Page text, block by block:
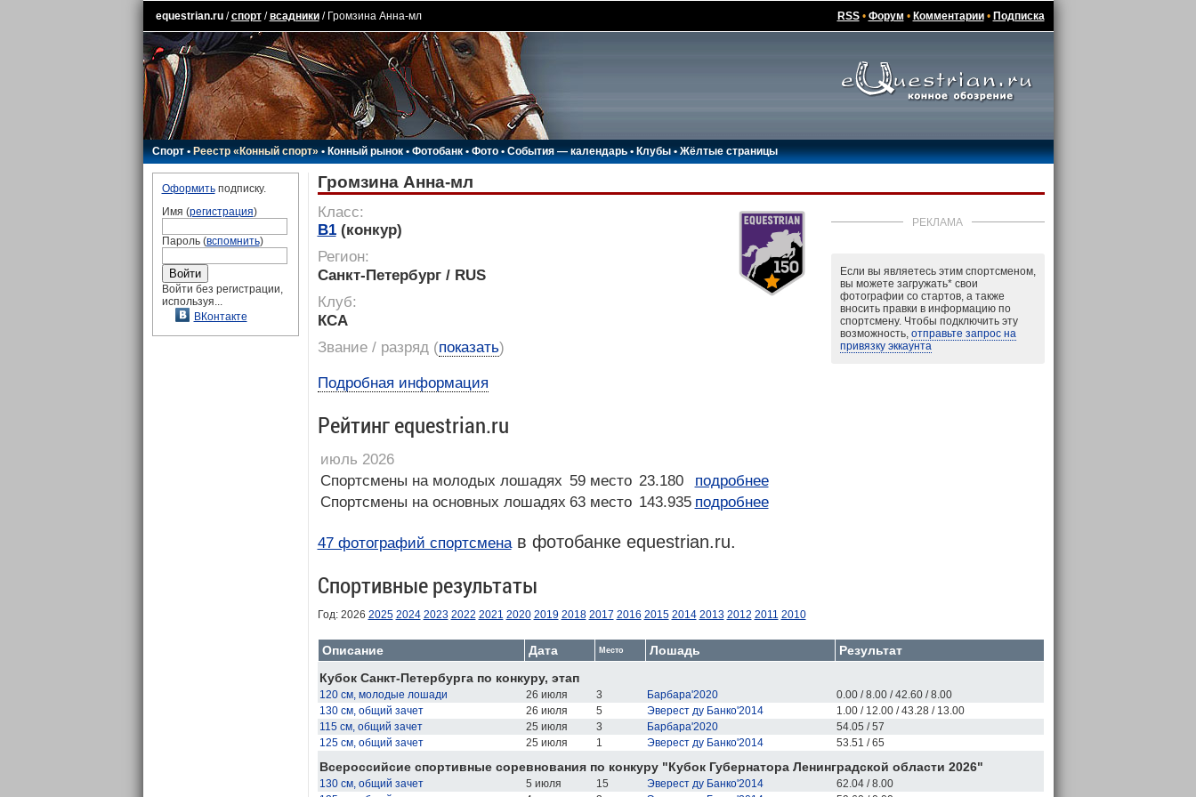
equestrian.ru/спорт/всадники/ Громзина Анна-мл RSS• Форум • Комментарии• Подписка
Спорт•Реестр «Конный спорт»•Конный рынок•Фотобанк •Фото•События — календарь•Клубы •Жёлтые страницы
Оформитьподписку.
Имя (регистрация)
Пароль (вспомнить)
Войти без регистрации,
используя...
ВКонтакте
Громзина Анна-мл
РЕКЛАМА
Если вы являетесь этим спортсменом,
вы можете загружать*свои
фотографии со стартов, а также
вносить правки в информацию по
спортсмену. Чтобы подключить эту
возможность, отправьте запрос на
привязку эккаунта
Класс:
B1(конкур)
Регион:
Санкт-Петербург / RUS
Клуб:
КСА
Звание / разряд(показать)
Подробная информация
Рейтинг equestrian.ru
июль 2026
Спортсмены на молодых лошадях 59 место 23.180
подробнее
Спортсмены на основных лошадях 63 место 143.935 подробнее
47 фотографий спортсменав фотобанке equestrian.ru.
Спортивные результаты
Год: 2026 2025 2024 2023 2022 2021 2020 2019 2018 2017 2016 2015 2014 2013 2012 2011 2010
Описание Дата Место Лошадь
Результат
Кубок Санкт-Петербурга по конкуру, этап
120 см, молодые лошади 26 июля 3 Барбара'2020
0.00 / 8.00 / 42.60 / 8.00
130 см, общий зачет
26 июля 5 Эверест ду Банко'2014
1.00 / 12.00 / 43.28 / 13.00
115 см, общий зачет
25 июля 3 Барбара'2020
54.05 / 57
125 см, общий зачет
25 июля 1 Эверест ду Банко'2014 53.51 / 65
Всероссийсие спортивные соревнования по конкуру "Кубок Губернатора Ленинградской области 2026"
130 см, общий зачет 5 июля 15 Эверест ду Банко'2014
62.04 / 8.00